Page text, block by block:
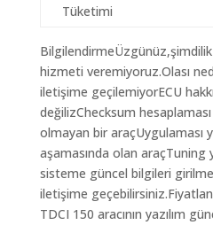
Tüketimi
hizmeti veremiyoruz.Olası
iletişime geçilemiyorECU
değilizChecksum
olmayan bir araçUygulaması
aşamasında olan araçTuning
sisteme güncel bilgileri
iletişime
TDCI 150 aracının yazılım